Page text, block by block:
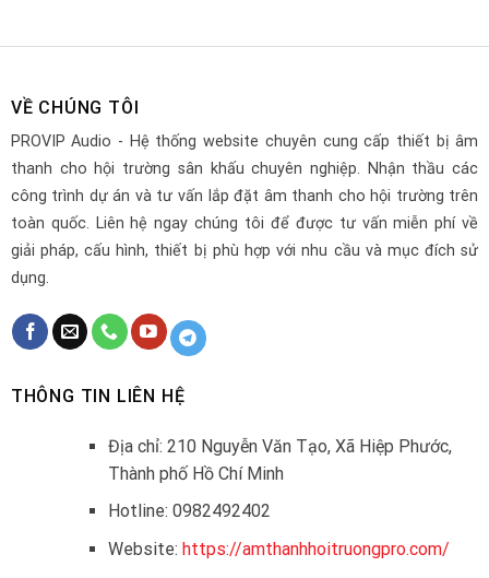
VỀ CHÚNG TÔI
PROVIP Audio - Hệ thống website chuyên cung cấp thiết bị âm
thanh cho hội trường sân khấu chuyên nghiệp. Nhận thầu các
công trình dự án và tư vấn lắp đặt âm thanh cho hội trường trên
toàn quốc. Liên hệ ngay chúng tôi để được tư vấn miễn phí về
giải pháp, cấu hình, thiết bị phù hợp với nhu cầu và mục đích sử
dụng.
THÔNG TIN LIÊN HỆ
Địa chỉ: 210 Nguyễn Văn Tạo, Xã Hiệp Phước,
Thành phố Hồ Chí Minh
Hotline: 0982492402
Website:https://amthanhhoitruongpro.com/